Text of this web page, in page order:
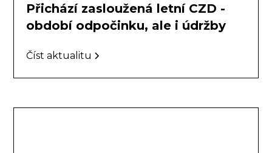
Přichází zasloužená letní CZD -
období odpočinku, ale i údržby
Číst aktualitu